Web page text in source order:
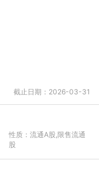
截止日期：2026-03-31
性质：流通A股,限售流通
股